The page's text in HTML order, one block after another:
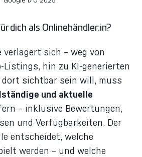
dich als Onlinehändler:in?
verlagert sich – weg von
Listings, hin zu KI-generierten
dort sichtbar sein will, muss
und aktuelle
– inklusive Bewertungen,
und Verfügbarkeiten. Der
entscheidet, welche
werden – und welche